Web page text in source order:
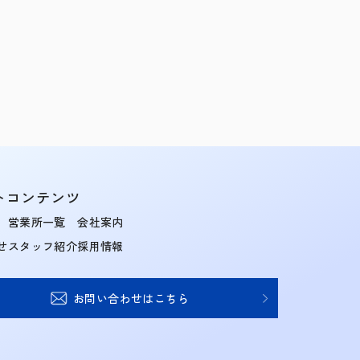
コンテンツ
営業所一覧
スタッフ紹介
会社案内
採用情報
お問い合わせはこちら